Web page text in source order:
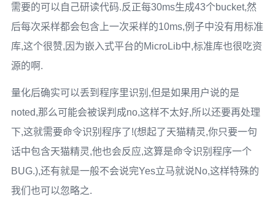
需要的可以自己研读代码.反正每30ms生成43个bucket,然
后每次采样都会包含上一次采样的10ms,例子中没有用标准
库,这个很赞,因为嵌入式平台的MicroLib中,标准库也很吃资
源的啊.
量化后确实可以丢到程序里识别,但是如果用户说的是
noted,那么可能会被误判成no,这样不太好,所以还要再处理
下,这就需要命令识别程序了!(想起了天猫精灵,你只要一句
话中包含天猫精灵,他也会反应,这算是命令识别程序一个
BUG.),还有就是一般不会说完Yes立马就说No,这样特殊的
我们也可以忽略之.